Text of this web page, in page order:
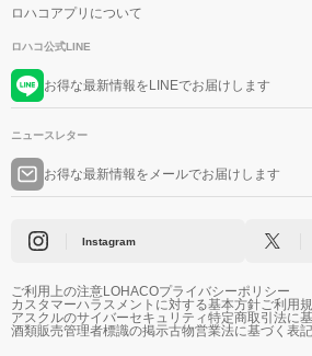
ロハコアプリについて
ロハコ公式LINE
お得な最新情報をLINEでお届けします
ニュースレター
お得な最新情報をメールでお届けします
Instagram
ご利用上の注意LOHACOプライバシーポリシー
カスタマーハラスメントに対する基本方針ご利用
アスクルのサイバーセキュリティ特定商取引法に
酒類販売管理者標識の掲示古物営業法に基づく表記